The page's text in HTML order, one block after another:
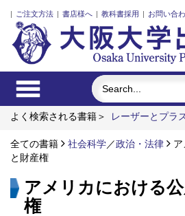
| ご注文方法 | 書店様へ | 教科書採用 | お問い合
よく検索される書籍＞
レーザーとプラ
る企業家の諸系譜
台湾華語 食べる
全ての書籍 社会科学／政治・法律
と財産権
アメリカにおける
権